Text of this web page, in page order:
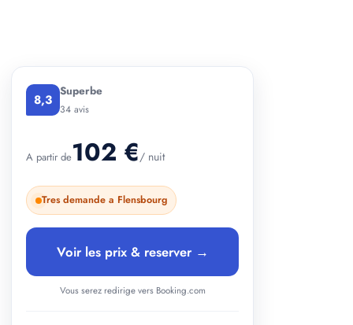
8,3 Superbe
34 avis
A partir de102 €/ nuit
Tres demande a Flensbourg
Voir les prix & reserver →
Vous serez redirige vers Booking.com